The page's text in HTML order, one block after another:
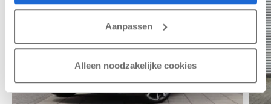
Aanpassen
Alleen noodzakelijke cookies